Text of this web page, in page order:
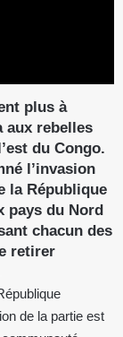
plus à
aux rebelles
du Congo.
l’invasion
la République
pays du Nord
chacun des
retirer
de la partie est